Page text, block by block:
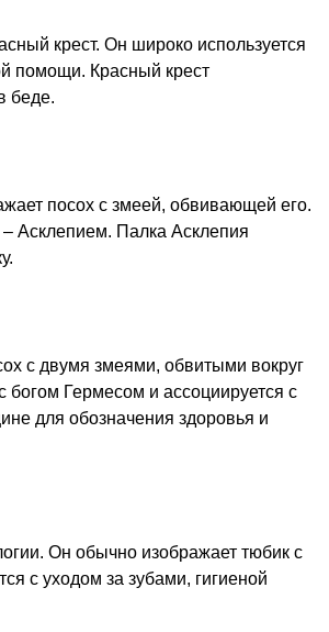
крест. Он широко используется
помощи. Красный крест
беде.
посох с змеей, обвивающей его.
Асклепием. Палка Асклепия
с двумя змеями, обвитыми вокруг
богом Гермесом и ассоциируется с
для обозначения здоровья и
Он обычно изображает тюбик с
с уходом за зубами, гигиеной